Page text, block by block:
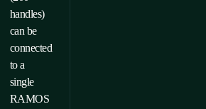
handles)
can be
connected
to a
single
RAMOS